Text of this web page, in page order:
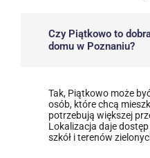
Czy Piątkowo to
domu w Poznaniu?
Tak, Piątkowo może
osób, które chcą
potrzebują większej
Lokalizacja daje
szkół i terenów